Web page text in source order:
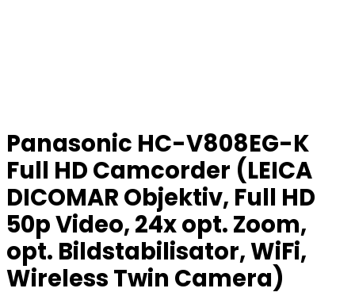
Panasonic HC-V808EG-K
Full HD Camcorder (LEICA
DICOMAR Objektiv, Full HD
50p Video, 24x opt. Zoom,
opt. Bildstabilisator, WiFi,
Wireless Twin Camera)